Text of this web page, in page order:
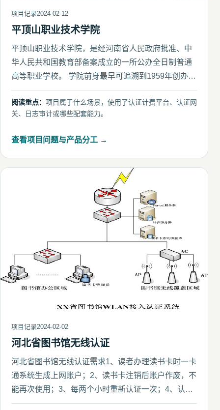
项目记录2024-02-12
平顶山职业技术学院
平顶山职业技术学院，是经河南省人民政府批准、中
华人民共和国教育部备案成立的一所公办全日制普通
高等职业学校。 学院前身最早可追溯到1959年创办的
平顶山市师范学校
阅读重点： 项目属于什么场景，使用了认证计费平台、认证网
关、日志审计或哪些配套能力。
查看项目问题与产品分工 →
项目记录2024-02-02
河北省图书馆无线认证
河北省图书馆无线认证需求1、读者办理读书卡时一卡
通系统生成上网账户；2、读书卡注销后账户作废，不
能再次使用；3、每两个小时重新认证一次；4、认证
页面有图书馆的L